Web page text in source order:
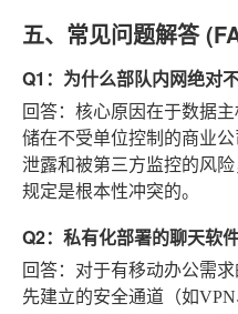
五、常见问题解答
Q1：为什么部队内网绝对
回答：核心原因在于数据
储在不受单位控制的商业
泄露和被第三方监控的风
规定是根本性冲突的。
Q2：私有化部署的聊天软
回答：对于有移动办公需
先建立的安全通道（如